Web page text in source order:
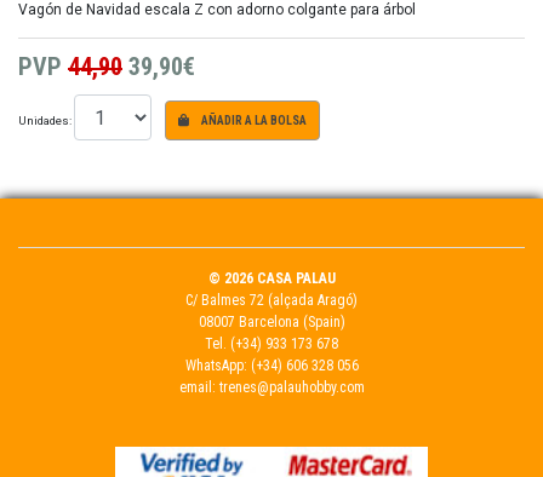
Vagón de Navidad escala Z con adorno colgante para árbol
PVP 44,90 39,90€
Unidades: AÑADIR A LA BOLSA
© 2026 CASA PALAU
C/ Balmes 72 (alçada Aragó)
08007 Barcelona (Spain)
Tel. (+34) 933 173 678
WhatsApp: (+34) 606 328 056
email: trenes@palauhobby.com